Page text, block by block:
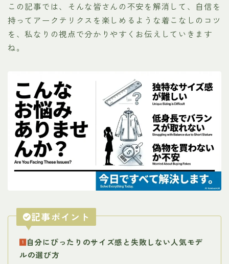
この記事では、そんな皆さんの不安を解消して、自信を
持ってアークテリクスを楽しめるような着こなしのコツ
を、私なりの視点で分かりやすくお伝えしていきます
ね。
記事ポイント
自分にぴったりのサイズ感と失敗しない人気モデ
ルの選び方